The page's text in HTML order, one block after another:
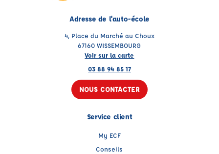
Adresse de l'auto-école
4, Place du Marché au Choux
67160 WISSEMBOURG
Voir sur la carte
03 88 94 85 17
NOUS CONTACTER
Service client
My ECF
Conseils